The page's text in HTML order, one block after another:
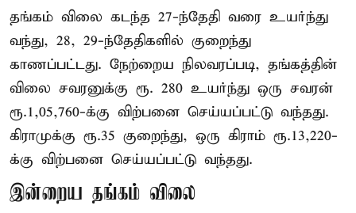
தங்கம் விலை கடந்த 27-ந்தேதி வரை உயர்ந்து
வந்து, 28, 29-ந்தேதிகளில் குறைந்து
காணப்பட்டது. நேற்றைய நிலவரப்படி, தங்கத்தின்
விலை சவரனுக்கு ரூ. 280 உயர்ந்து ஒரு சவரன்
ரூ.1,05,760-க்கு விற்பனை செய்யப்பட்டு வந்தது.
கிராமுக்கு ரூ.35 குறைந்து, ஒரு கிராம் ரூ.13,220-
க்கு விற்பனை செய்யப்பட்டு வந்தது.
இன்றைய தங்கம் விலை